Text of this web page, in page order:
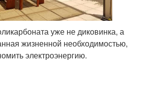
уже не диковинка, а
жизненной необходимостью,
электроэнергию.